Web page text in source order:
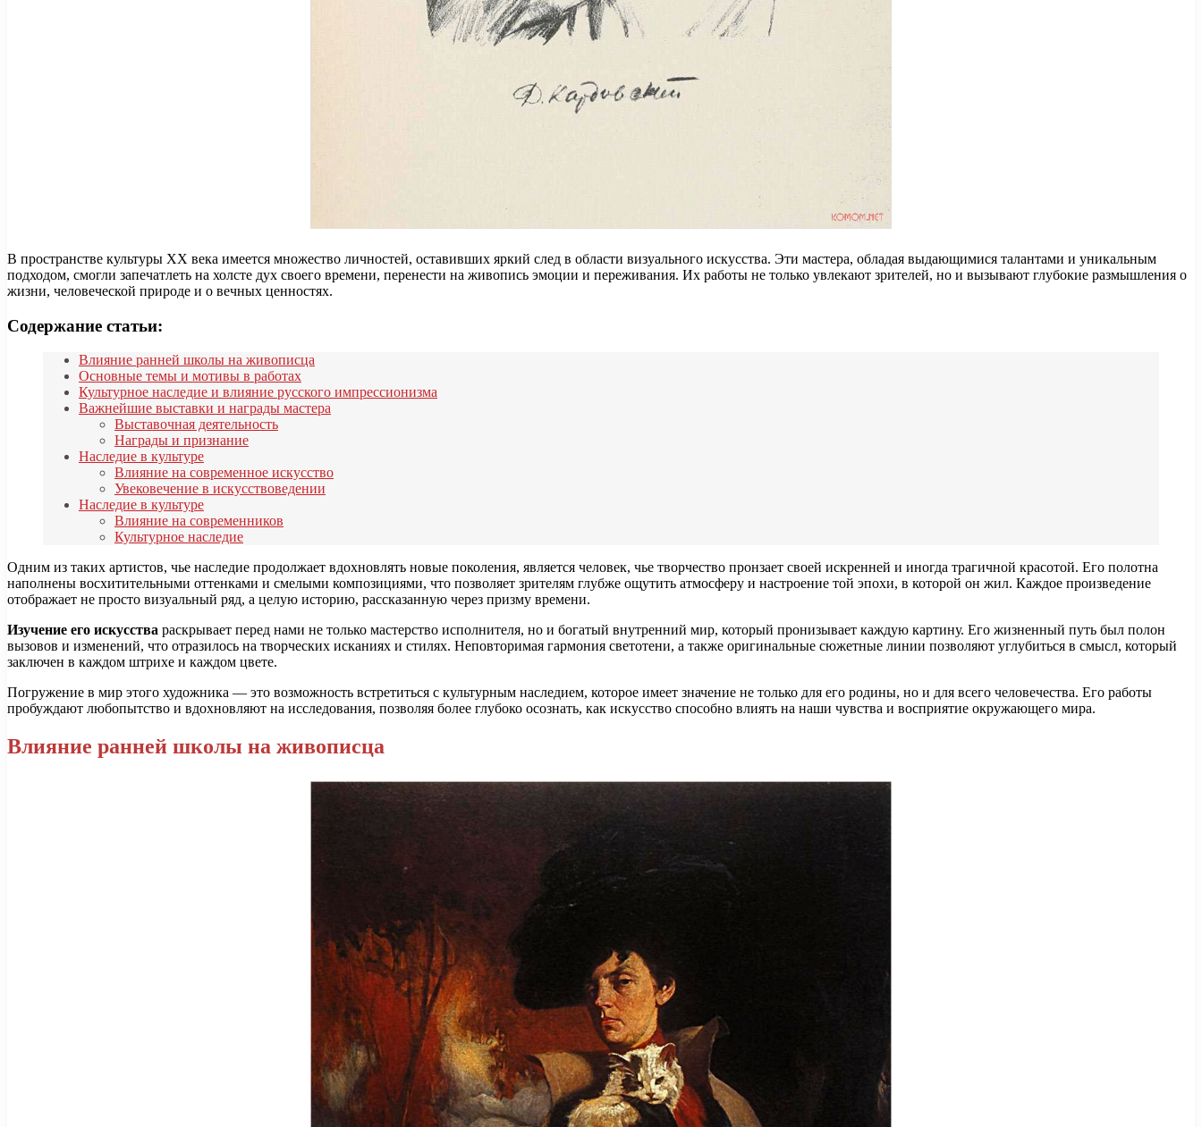
В пространстве культуры XX века имеется множество личностей, оставивших яркий след в области визуального искусства. Эти мастера, обладая выдающимися талантами и уникальным
подходом, смогли запечатлеть на холсте дух своего времени, перенести на живопись эмоции и переживания. Их работы не только увлекают зрителей, но и вызывают глубокие размышления о
жизни, человеческой природе и о вечных ценностях.
Содержание статьи:
Влияние ранней школы на живописца
Основные темы и мотивы в работах
Культурное наследие и влияние русского импрессионизма
Важнейшие выставки и награды мастера
Выставочная деятельность
Награды и признание
Наследие в культуре
Влияние на современное искусство
Увековечение в искусствоведении
Наследие в культуре
Влияние на современников
Культурное наследие
Одним из таких артистов, чье наследие продолжает вдохновлять новые поколения, является человек, чье творчество пронзает своей искренней и иногда трагичной красотой. Его полотна
наполнены восхитительными оттенками и смелыми композициями, что позволяет зрителям глубже ощутить атмосферу и настроение той эпохи, в которой он жил. Каждое произведение
отображает не просто визуальный ряд, а целую историю, рассказанную через призму времени.
Изучение его искусства раскрывает перед нами не только мастерство исполнителя, но и богатый внутренний мир, который пронизывает каждую картину. Его жизненный путь был полон
вызовов и изменений, что отразилось на творческих исканиях и стилях. Неповторимая гармония светотени, а также оригинальные сюжетные линии позволяют углубиться в смысл, который
заключен в каждом штрихе и каждом цвете.
Погружение в мир этого художника — это возможность встретиться с культурным наследием, которое имеет значение не только для его родины, но и для всего человечества. Его работы
пробуждают любопытство и вдохновляют на исследования, позволяя более глубоко осознать, как искусство способно влиять на наши чувства и восприятие окружающего мира.
Влияние ранней школы на живописца